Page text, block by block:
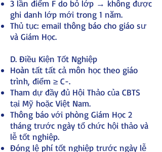
3 lần điểm F do bỏ lớp → không được
ghi danh lớp mới trong 1 năm.
Thủ tục: email thông báo cho giáo sư
và Giám Học.
D. Điều Kiện Tốt Nghiệp
Hoàn tất tất cả môn học theo giáo
trình, điểm ≥ C-.
Tham dự đầy đủ Hội Thảo của CBTS
tại Mỹ hoặc Việt Nam.
Thông báo với phòng Giám Học 2
tháng trước ngày tổ chức hội thảo và
lễ tốt nghiệp.
Đóng lệ phí tốt nghiệp trước ngày lễ